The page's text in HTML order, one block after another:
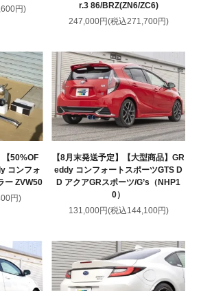
円)
r.3 86/BRZ(ZN6/ZC6)
247,000円(税込271,700円)
【50%OF
コンフォ
ー ZVW50
円)
【8月末発送予定】【大型商品】GR
eddy コンフォートスポーツGTS D
D アクアGRスポーツ/G’s（NHP1
0）
131,000円(税込144,100円)